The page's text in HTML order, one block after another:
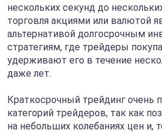
нескольких секунд до
торговля акциями или валютой
альтернативой долгосрочным
стратегиям, где трейдеры
удерживают его в течение
даже лет.
Краткосрочный трейдинг очень
категорий трейдеров, так как
на небольших колебаниях цен и,